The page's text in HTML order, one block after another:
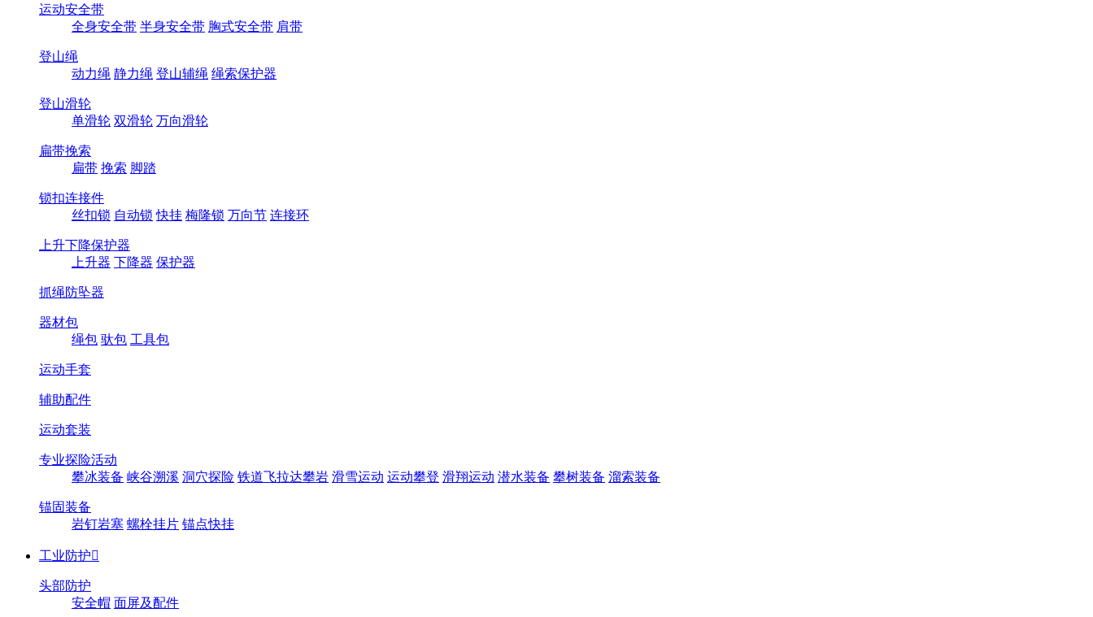
运动安全带
全身安全带 半身安全带 胸式安全带 肩带
登山绳
动力绳 静力绳 登山辅绳 绳索保护器
登山滑轮
单滑轮 双滑轮 万向滑轮
扁带挽索
扁带 挽索 脚踏
锁扣连接件
丝扣锁 自动锁 快挂 梅隆锁 万向节 连接环
上升下降保护器
上升器 下降器 保护器
抓绳防坠器
器材包
绳包 驮包 工具包
运动手套
辅助配件
运动套装
专业探险活动
攀冰装备 峡谷溯溪 洞穴探险 铁道飞拉达攀岩 滑雪运动 运动攀登 滑翔运动 潜水装备 攀树装备 溜索装备
锚固装备
岩钉岩塞 螺栓挂片 锚点快挂
工业防护
头部防护
安全帽 面屏及配件